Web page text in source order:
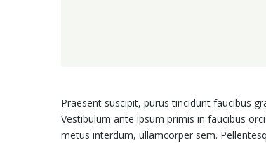
Praesent suscipit, purus tincidunt faucibus
Vestibulum ante ipsum primis in faucibus
metus interdum, ullamcorper sem.